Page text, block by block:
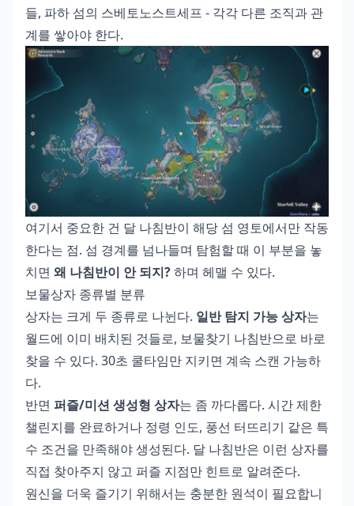
들, 파하 섬의 스베토노스트세프 - 각각 다른 조직과 관
계를 쌓아야 한다.
여기서 중요한 건 달 나침반이 해당 섬 영토에서만 작동
한다는 점. 섬 경계를 넘나들며 탐험할 때 이 부분을 놓
치면 왜 나침반이 안 되지?하며 헤맬 수 있다.
보물상자 종류별 분류
상자는 크게 두 종류로 나뉜다. 일반 탐지 가능 상자는
월드에 이미 배치된 것들로, 보물찾기 나침반으로 바로
찾을 수 있다. 30초 쿨타임만 지키면 계속 스캔 가능하
다.
반면 퍼즐/미션 생성형 상자는 좀 까다롭다. 시간 제한
챌린지를 완료하거나 정령 인도, 풍선 터뜨리기 같은 특
수 조건을 만족해야 생성된다. 달 나침반은 이런 상자를
직접 찾아주지 않고 퍼즐 지점만 힌트로 알려준다.
원신을 더욱 즐기기 위해서는 충분한 원석이 필요합니